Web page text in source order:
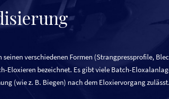
verschiedenen Formen (Strangpressprofile,
Eloxieren bezeichnet. Es gibt viele Batch-
(wie z. B. Biegen) nach dem Eloxiervorgang zulässt.